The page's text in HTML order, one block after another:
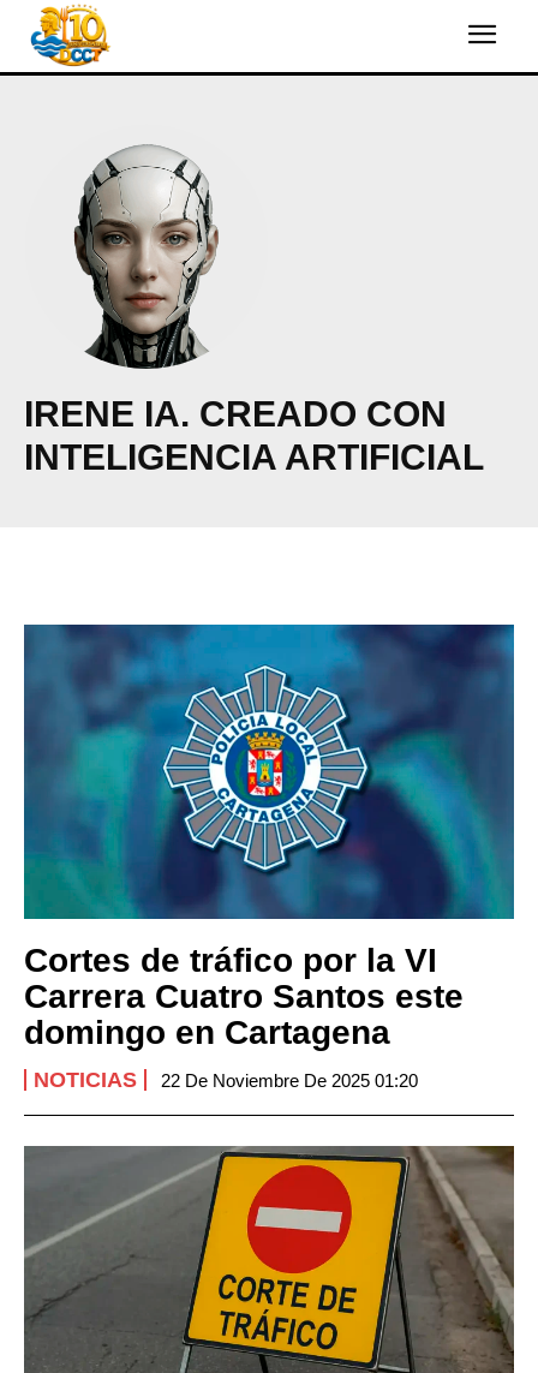
IRENE IA. CREADO CON
INTELIGENCIA ARTIFICIAL
Cortes de tráfico por la VI
Carrera Cuatro Santos este
domingo en Cartagena
NOTICIAS 22 De Noviembre De 2025 01:20